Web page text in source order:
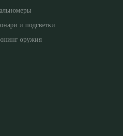
и подсветки
оружия